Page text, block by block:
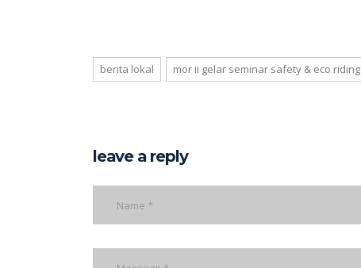
berita lokal mor ii gelar seminar safety & eco riding
leave a reply